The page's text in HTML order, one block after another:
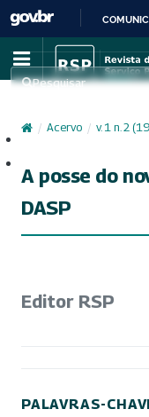
Pesquisar
/ Acervo / v. 1 n. 2
A posse do
DASP
Editor RSP
PALAVRAS-